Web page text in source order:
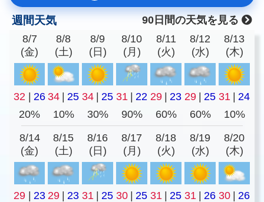
週間天気
90日間の天気を見る
8/7
(金)
8/8
(土)
8/9
(日)
8/10
(月)
8/11
(火)
8/12
(水)
8/13
(木)
32 | 26 34 | 25 34 | 25 31 | 22 29 | 23 29 | 25 31 | 24
20%
10% 30% 90% 60% 60% 10%
8/14
(金)
8/15
(土)
8/16
(日)
8/17
(月)
8/18
(火)
8/19
(水)
8/20
(木)
29 | 23 29 | 23 31 | 25 30 | 25 31 | 25 31 | 26 30 | 26